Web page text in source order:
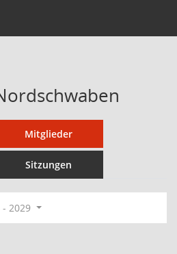
Mitglieder
Sitzungen
2029